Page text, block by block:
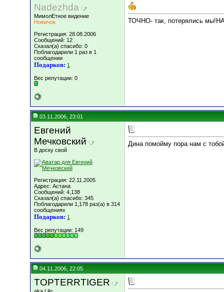
Nadezhda
МимолЕтное видение
Новичок
Регистрация: 28.08.2006
Сообщений: 12
Сказал(а) спасибо: 0
Поблагодарили 1 раз в 1
сообщении
Подарков: 1
Вес репутации: 0
ТОЧНО- так, потерялись
03.11.2006, 23:01
Евгений
Мечковский
В доску свой
Регистрация: 22.11.2005
Адрес: Астана
Сообщений: 4,138
Сказал(а) спасибо: 345
Поблагодарили 1,178 раз(а) в 314
сообщениях
Подарков: 1
Вес репутации: 149
Дина помойму пора нам с
04.11.2006, 22:05
TOPTERRTIGER